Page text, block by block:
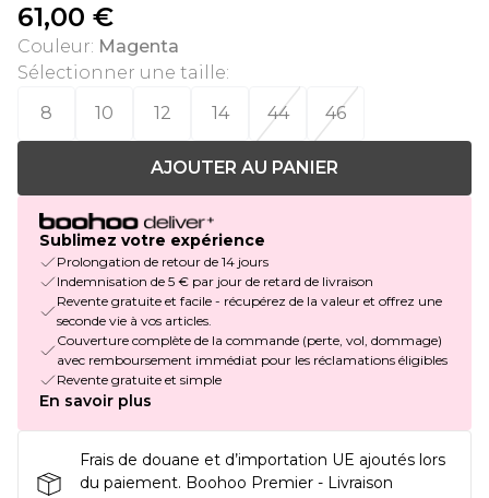
61,00 €
Couleur: Magenta
Sélectionner une taille:
8
10 12 14 44 46
AJOUTER AU PANIER
Sublimez votre expérience
Prolongation de retour de 14 jours
Indemnisation de 5 € par jour de retard de livraison
Revente gratuite et facile - récupérez de la valeur et offrez une
seconde vie à vos articles.
Couverture complète de la commande (perte, vol, dommage)
avec remboursement immédiat pour les réclamations éligibles
Revente gratuite et simple
En savoir plus
Frais de douane et d’importation UE ajoutés lors
du paiement. Boohoo Premier - Livraison